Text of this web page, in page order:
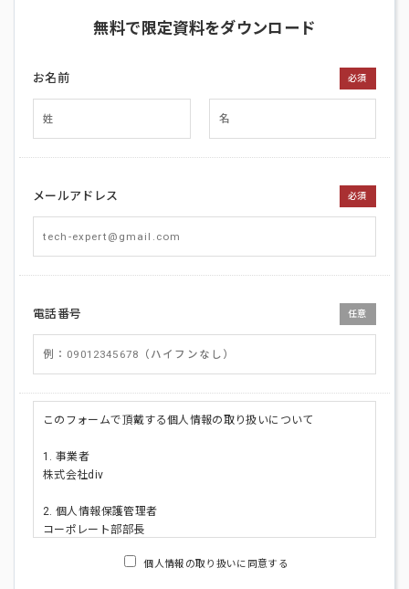
無料で限定資料をダウンロード
お名前 必須
メールアドレス 必須
電話番号 任意
このフォームで頂戴する個人情報の取り扱いについて
1. 事業者
株式会社div
2. 個人情報保護管理者
コーポレート部部長
個人情報の取り扱いに同意する